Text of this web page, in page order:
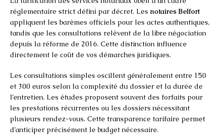
réglementaire strict défini par décret. Les notaires Belfort
appliquent les barèmes officiels pour les actes authentiques,
tandis que les consultations relèvent de la libre négociation
depuis la réforme de 2016. Cette distinction influence
directement le coût de vos démarches juridiques.
Les consultations simples oscillent généralement entre 150
et 300 euros selon la complexité du dossier et la durée de
l’entretien. Les études proposent souvent des forfaits pour
les prestations récurrentes ou les dossiers nécessitant
plusieurs rendez-vous. Cette transparence tarifaire permet
d’anticiper précisément le budget nécessaire.